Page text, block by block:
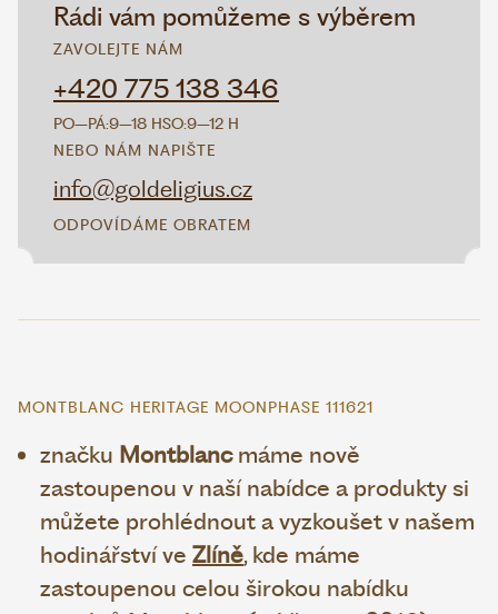
Rádi vám pomůžeme s výběrem
ZAVOLEJTE NÁM
+420 775 138 346
PO–PÁ:9–18 HSO:9–12 H
NEBO NÁM NAPIŠTE
info@goldeligius.cz
ODPOVÍDÁME OBRATEM
MONTBLANC HERITAGE MOONPHASE 111621
značku Montblancmáme nově
zastoupenou v naší nabídce a produkty si
můžete prohlédnout a vyzkoušet v našem
hodinářství ve Zlíně, kde máme
zastoupenou celou širokou nabídku